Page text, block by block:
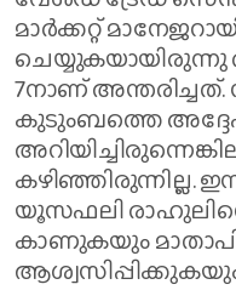
മാർക്കറ്റ്
ചെയ്യുകയായിരുന്നു
7നാണ്
കുടുംബത്തെ
കഴിഞ്ഞിരുന്നില്ല.
യൂസഫലി
കാണുകയും